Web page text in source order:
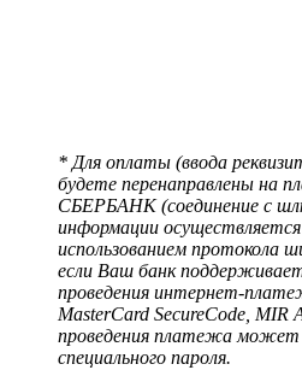
* Для оплаты (ввода
будете перенаправлены
СБЕРБАНК (соединение с
информации
использованием протокола
если Ваш банк
проведения интернет-
MasterCard SecureCode, MIR
проведения платежа может
специального пароля.